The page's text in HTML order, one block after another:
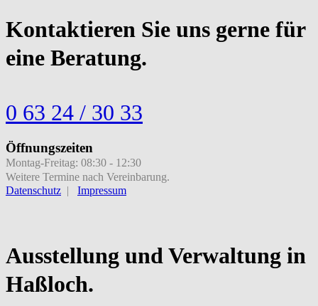
Kontaktieren Sie uns gerne für
eine Beratung.
0 63 24 / 30 33
Öffnungszeiten
Montag-Freitag: 08:30 - 12:30
Weitere Termine nach Vereinbarung.
Datenschutz | Impressum
Ausstellung und Verwaltung in
Haßloch.